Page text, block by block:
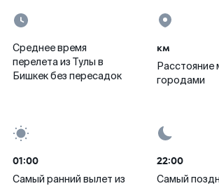
Среднее время
перелета из Тулы в
Бишкек без пересадок
км
Расстояние
городами
01:00
Самый ранний вылет из
22:00
Самый